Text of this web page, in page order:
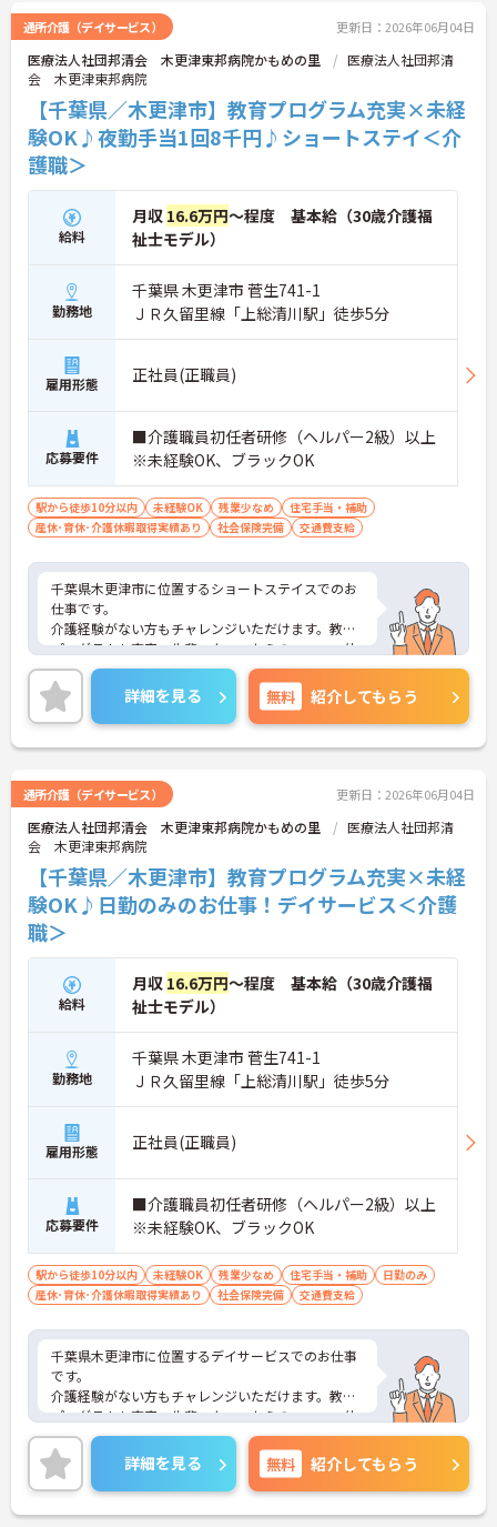
通所介護（デイサービス） 更新日：2026年06月04日
医療法人社団邦清会 木更津東邦病院かもめの里
医療法人社団邦清
会 木更津東邦病院
【千葉県／木更津市】教育プログラム充実×未経
験OK♪夜勤手当1回8千円♪ショートステイ＜介
護職＞
給料
月収 16.6万円～程度 基本給（30歳介護福
祉士モデル）
勤務地
千葉県 木更津市 菅生741-1
ＪＲ久留里線「上総清川駅」徒歩5分
雇用形態 正社員(正職員)
応募要件
■介護職員初任者研修（ヘルパー2級）以上
※未経験OK、ブラックOK
駅から徒歩10分以内 未経験OK 残業少なめ
住宅手当・補助
産休･育休･介護休暇取得実績あり
社会保険完備 交通費支給
千葉県木更津市に位置するショートステイスでのお
仕事です。
介護経験がない方もチャレンジいただけます。教育
プログラムも充実、先輩スタッフからのフォロー体
制も抜群です。
日勤のみのお仕事ですので、ご家庭やプライベート
との両立もしやすいです。
ご興味のある方には、面接対策ポイントなど、さら
に詳細をお話しいたしますのでお気軽にご相談くだ
詳細を見る 無料 紹介してもらう
通所介護（デイサービス） 更新日：2026年06月04日
医療法人社団邦清会 木更津東邦病院かもめの里
医療法人社団邦清
会 木更津東邦病院
【千葉県／木更津市】教育プログラム充実×未経
験OK♪日勤のみのお仕事！デイサービス＜介護
職＞
給料
月収 16.6万円～程度 基本給（30歳介護福
祉士モデル）
勤務地
千葉県 木更津市 菅生741-1
ＪＲ久留里線「上総清川駅」徒歩5分
雇用形態 正社員(正職員)
応募要件
■介護職員初任者研修（ヘルパー2級）以上
※未経験OK、ブラックOK
駅から徒歩10分以内 未経験OK 残業少なめ 住宅手当・補助
日勤のみ
産休･育休･介護休暇取得実績あり
社会保険完備 交通費支給
千葉県木更津市に位置するデイサービスでのお仕事
です。
介護経験がない方もチャレンジいただけます。教育
プログラムも充実、先輩スタッフからのフォロー体
制も抜群です。
日勤のみのお仕事ですので、ご家庭やプライベート
との両立もしやすいです。
ご興味のある方には、面接対策ポイントなど、さら
に詳細をお話しいたしますのでお気軽にご相談くだ
詳細を見る 無料 紹介してもらう